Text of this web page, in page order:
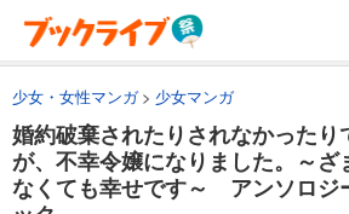
少女・女性マンガ 少女マンガ
婚約破棄されたりされなかったり
が、不幸令嬢になりました。～ざ
なくても幸せです～ アンソロジ